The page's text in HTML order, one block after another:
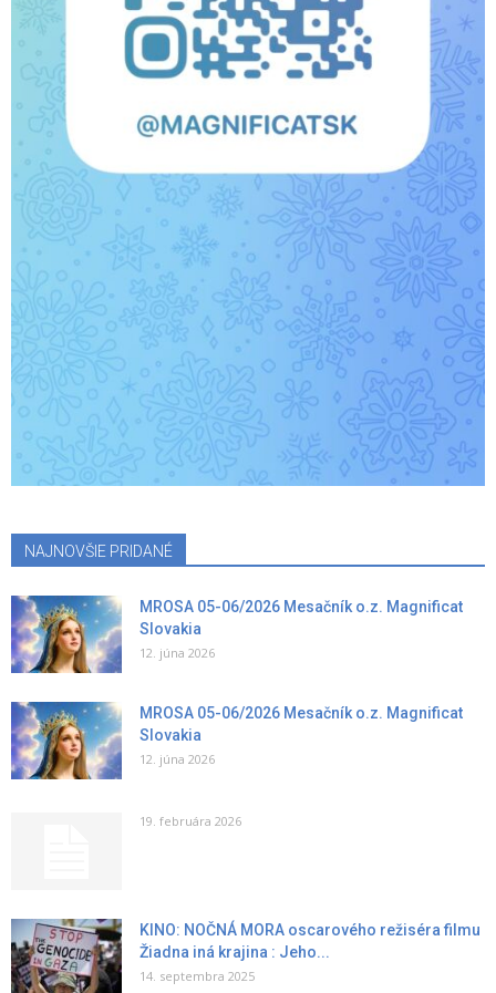
NAJNOVŠIE PRIDANÉ
MROSA 05-06/2026 Mesačník o.z. Magnificat
Slovakia
12. júna 2026
MROSA 05-06/2026 Mesačník o.z. Magnificat
Slovakia
12. júna 2026
19. februára 2026
KINO: NOČNÁ MORA oscarového režiséra filmu
Žiadna iná krajina : Jeho...
14. septembra 2025